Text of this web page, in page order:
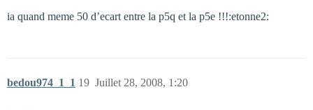
ia quand meme 50 d’ecart entre la p5q et la p5e !!!:etonne2:
bedou974_1_1 Juillet 28, 2008, 1:20
19